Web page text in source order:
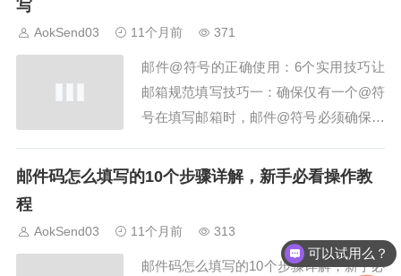
邮箱系统可自动识别推特邮件，减...
写
AokSend03 11个月前 371
邮件@符号的正确使用：6个实用技巧让
邮箱规范填写技巧一：确保仅有一个@符
号在填写邮箱时，邮件@符号必须确保只
在邮箱校验时会提醒用户@符号使用错
合规范。@前不能有空格或非法字符，@
后必须是...
邮件码怎么填写的10个步骤详解，新手必看操作教
程
AokSend03 11个月前 313
邮件码怎么填写的10个步骤详解，新手必
可以试用么？